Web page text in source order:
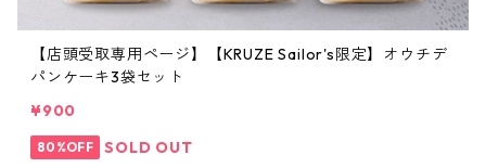
【店頭受取専用ページ】【KRUZE Sailor's限定】オウチデ
パンケーキ3袋セット
¥900
80%OFF SOLD OUT